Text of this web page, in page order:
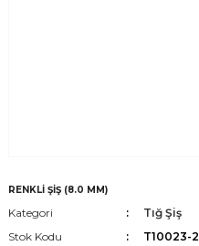
RENKLİ ŞİŞ (8.0 MM)
Kategori
Tığ Şiş
Stok Kodu
T10023-2